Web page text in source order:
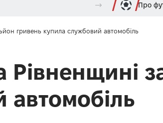
Про
гривень купила службовий автомобіль
Рівненщині